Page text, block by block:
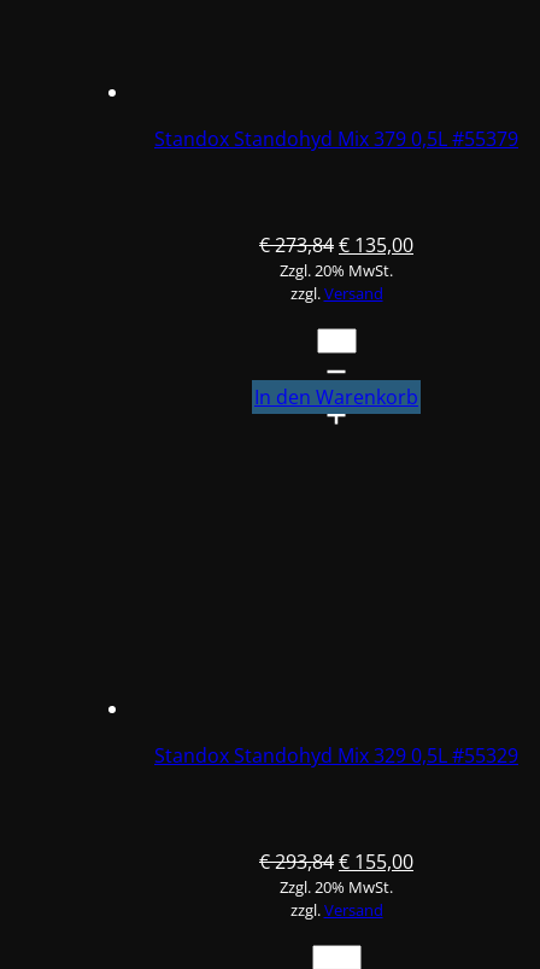
Standox Standohyd Mix 379 0,5L #55379
€273,84Ursprünglicher
Preis
war:
€ 273,84
€ 135,00Aktueller
Zzgl. 20% MwSt.
zzgl.Versand
Standox
Standohyd
Mix
379
In den Warenkorb
Standox Standohyd Mix 329 0,5L #55329
€293,84Ursprünglicher
Preis
war:
€ 293,84
€ 155,00Aktueller
Zzgl. 20% MwSt.
zzgl.Versand
Standox